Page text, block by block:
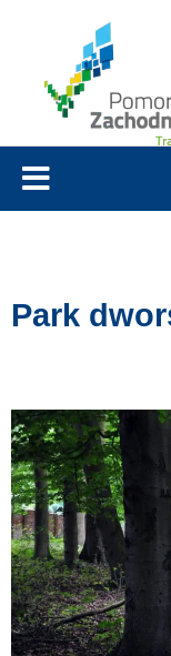
Park